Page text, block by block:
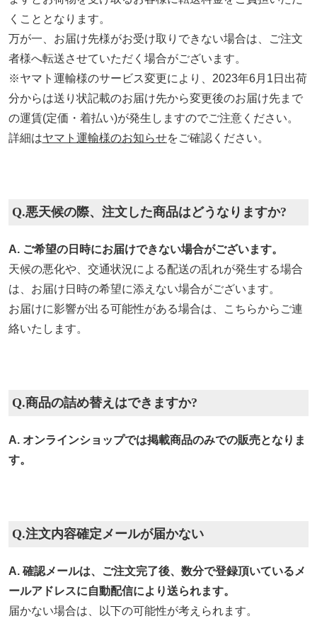
くこととなります。
万が一、お届け先様がお受け取りできない場合は、ご注文
者様へ転送させていただく場合がございます。
※ヤマト運輸様のサービス変更により、2023年6月1日出荷
分からは送り状記載のお届け先から変更後のお届け先まで
の運賃(定価・着払い)が発生しますのでご注意ください。
詳細はヤマト運輸様のお知らせをご確認ください。
Q.悪天候の際、注文した商品はどうなりますか?
A. ご希望の日時にお届けできない場合がございます。
天候の悪化や、交通状況による配送の乱れが発生する場合
は、お届け日時の希望に添えない場合がございます。
お届けに影響が出る可能性がある場合は、こちらからご連
絡いたします。
Q.商品の詰め替えはできますか?
A. オンラインショップでは掲載商品のみでの販売となりま
す。
Q.注文内容確定メールが届かない
A. 確認メールは、ご注文完了後、数分で登録頂いているメ
ールアドレスに自動配信により送られます。
届かない場合は、以下の可能性が考えられます。